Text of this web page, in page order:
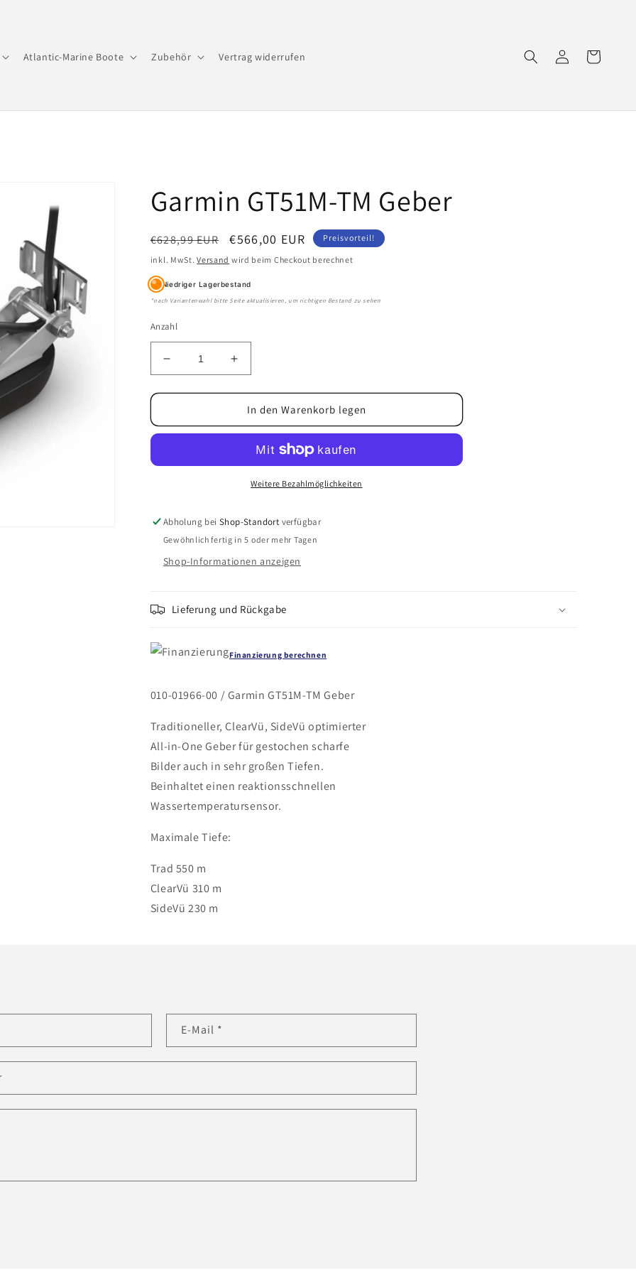
Atlantic-Marine Boote Zubehör Vertrag widerrufen EinloggenWarenkorb
Garmin GT51M-TM Geber
Normaler
Preis
€628,99 EUR Verkaufspreis
€566,00 EUR Preisvorteil!
inkl. MwSt.Versand wird beim Checkout berechnet
Niedriger Lagerbestand
*nach Variantenwahl bitte Seite aktualisieren, um richtigen Bestand zu sehen
Anzahl
Verringere
die
Menge
Garmin
Geber
Erhöhe
die
Menge
für
Garmin
Geber
In den Warenkorb legen
Weitere Bezahlmöglichkeiten
Abholung bei Shop-Standort verfügbar
Gewöhnlich fertig in 5 oder mehr Tagen
Shop-Informationen anzeigen
Lieferung und Rückgabe
Finanzierung berechnen
010-01966-00 / Garmin GT51M-TM Geber
Traditioneller, ClearVü, SideVü optimierter
All-in-One Geber für gestochen scharfe
Bilder auch in sehr großen Tiefen.
Beinhaltet einen reaktionsschnellen
Wassertemperatursensor.
Maximale Tiefe:
Trad 550 m
ClearVü 310 m
SideVü 230 m
E-Mail *